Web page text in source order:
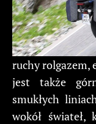
ruchy rolgazem,
jest także
smukłych
wokół